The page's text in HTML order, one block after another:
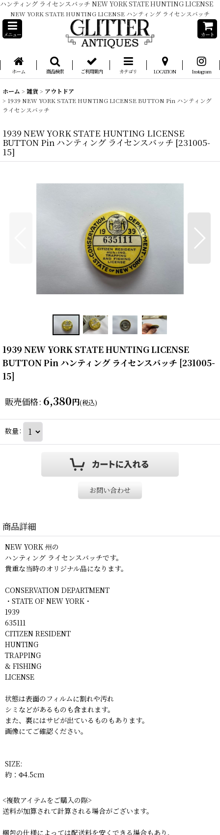
ハンティング ライセンスバッチ NEW YORK STATE HUNTING LICENSE
NEW YORK STATE HUNTING LICENSE ハンティング ライセンスバッチ
メニュー カート
ホーム 商品検索 ご利用案内 カテゴリ LOCATION Instagram
ホーム > 雑貨> アウトドア
> 1939 NEW YORK STATE HUNTING LICENSE BUTTON Pin ハンティング
ライセンスバッチ
1939 NEW YORK STATE HUNTING LICENSE
BUTTON Pin ハンティング ライセンスバッチ [231005-
15]
1939 NEW YORK STATE HUNTING LICENSE
BUTTON Pin ハンティング ライセンスバッチ [231005-
15]
販売価格: 6,380円(税込)
数量:
お問い合わせ
商品詳細
NEW YORK 州の
ハンティング ライセンスバッチです。
貴重な当時のオリジナル品になります。
CONSERVATION DEPARTMENT
・STATE OF NEW YORK・
1939
635111
CITIZEN RESIDENT
HUNTING
TRAPPING
& FISHING
LICENSE
状態は表面のフィルムに割れや汚れ
シミなどがあるものも含まれます。
また、裏にはサビが出ているものもあります。
画像にてご確認ください。
SIZE:
約：Φ4.5cm
<複数アイテムをご購入の際>
送料が加算されて計算される場合がございます。
梱包の仕様によっては配送料を安くできる場合もあり、